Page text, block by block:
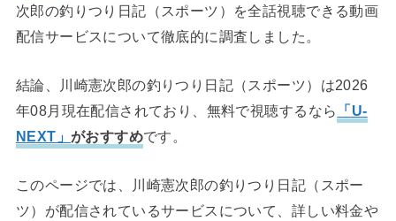
次郎の釣りつり日記（スポーツ）を全話視聴できる動画
配信サービスについて徹底的に調査しました。
結論、川崎憲次郎の釣りつり日記（スポーツ）は2026
年08月現在配信されており、無料で視聴するなら
「U-
NEXT」 がおすすめです。
このページでは、川崎憲次郎の釣りつり日記（スポー
ツ）が配信されているサービスについて、詳しい料金や